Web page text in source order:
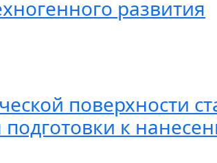
развития
поверхности
к